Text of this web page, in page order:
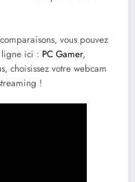
vous pouvez
ligne ici : PC Gamer,
choisissez votre webcam
!